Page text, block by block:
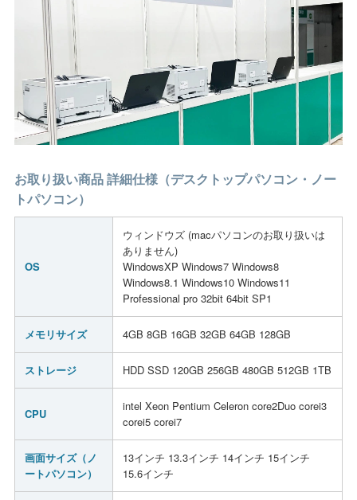
お取り扱い商品 詳細仕様（デスクトップパソコン・ノー
トパソコン）
OS
ウィンドウズ (macパソコンのお取り扱いは
ありません)
WindowsXP Windows7 Windows8
Windows8.1 Windows10 Windows11
Professional pro 32bit 64bit SP1
メモリサイズ 4GB 8GB 16GB 32GB 64GB 128GB
ストレージ HDD SSD 120GB 256GB 480GB 512GB 1TB
CPU
intel Xeon Pentium Celeron core2Duo corei3
corei5 corei7
画面サイズ（ノ
ートパソコン）
13インチ 13.3インチ 14インチ 15インチ
15.6インチ